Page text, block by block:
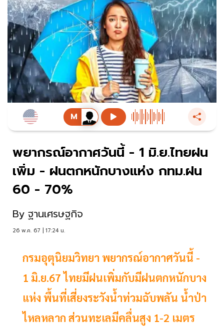
พยากรณ์อากาศวันนี้ - 1 มิ.ย.ไทยฝน
เพิ่ม - ฝนตกหนักบางแห่ง กทม.ฝน
60 - 70%
By ฐานเศรษฐกิจ
26 พ.ค. 67 | 17:24 น.
กรมอุตุนิยมวิทยา พยากรณ์อากาศวันนี้ -
1 มิ.ย.67 ไทยมีฝนเพิ่มกับมีฝนตกหนักบาง
แห่ง พื้นที่เสี่ยงระวังน้ำท่วมฉับพลัน น้ำป่า
ไหลหลาก ส่วนทะเลมีคลื่นสูง 1-2 เมตร